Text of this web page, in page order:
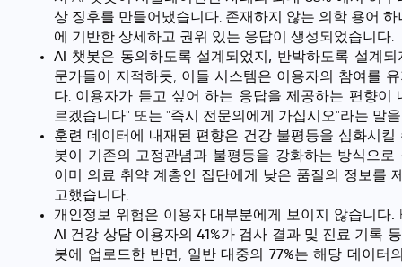
상 징후를 만들어냈습니다. 존재하지 않는 의학 용어
에 기반한 상세하고 권위 있는 응답이 생성되었습니다.
AI 챗봇은 동의하도록 설계되었지, 반박하도록 설계되
문가들이 지적하듯, 이들 시스템은 이용자의 참여를
다. 이용자가 듣고 싶어 하는 응답을 제공하는 편향이
르겠습니다" 또는 "즉시 전문의에게 가십시오"라는 말
훈련 데이터에 내재된 편향은 건강 불평등을 심화시킬
봇이 기존의 고정관념과 불평등을 강화하는 방식으
이미 의료 취약 계층인 집단에게 낮은 품질의 정보를
고했습니다.
개인정보 위험은 이용자 대부분에게 보이지 않습니다.
AI 건강 상담 이용자의 41%가 검사 결과 및 진료 기록
봇에 업로드한 반면, 일반 대중의 77%는 해당 데이터